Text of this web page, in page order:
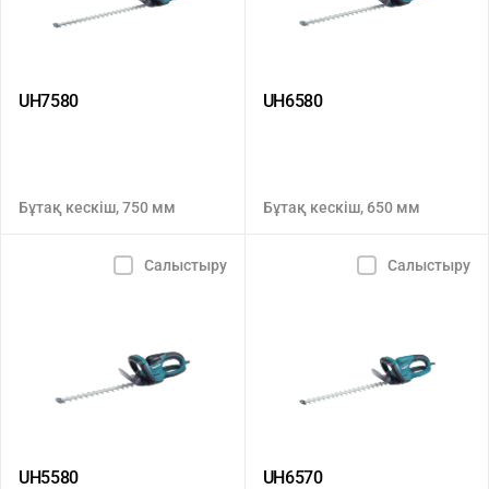
UH7580
Бұтақ кескіш, 750 мм
UH6580
Бұтақ кескіш, 650 мм
Салыстыру
UH5580
Салыстыру
UH6570